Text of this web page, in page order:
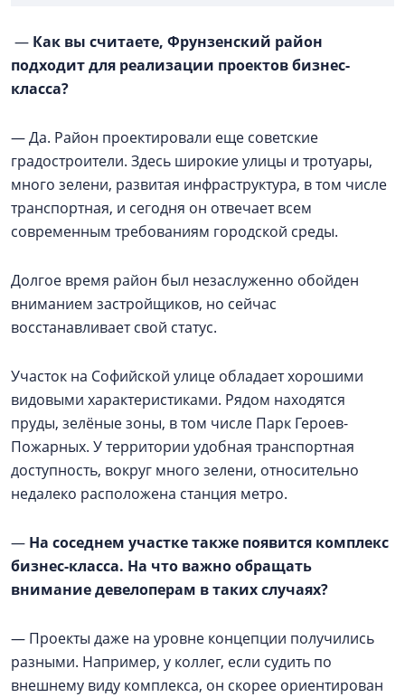
— Как вы считаете, Фрунзенский район
подходит для реализации проектов бизнес-
класса?
— Да. Район проектировали еще советские
градостроители. Здесь широкие улицы и тротуары,
много зелени, развитая инфраструктура, в том числе
транспортная, и сегодня он отвечает всем
современным требованиям городской среды.
Долгое время район был незаслуженно обойден
вниманием застройщиков, но сейчас
восстанавливает свой статус.
Участок на Софийской улице обладает хорошими
видовыми характеристиками. Рядом находятся
пруды, зелёные зоны, в том числе Парк Героев-
Пожарных. У территории удобная транспортная
доступность, вокруг много зелени, относительно
недалеко расположена станция метро.
— На соседнем участке также появится комплекс
бизнес-класса. На что важно обращать
внимание девелоперам в таких случаях?
— Проекты даже на уровне концепции получились
разными. Например, у коллег, если судить по
внешнему виду комплекса, он скорее ориентирован